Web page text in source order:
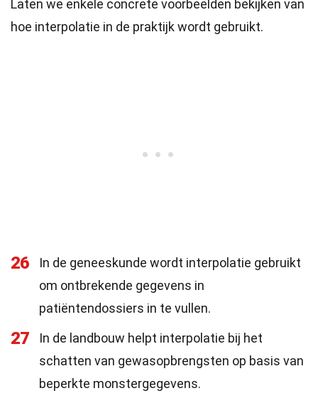
Laten we enkele concrete voorbeelden bekijken van
hoe interpolatie in de praktijk wordt gebruikt.
26
In de geneeskunde wordt interpolatie gebruikt
om ontbrekende gegevens in
patiëntendossiers in te vullen.
27
In de landbouw helpt interpolatie bij het
schatten van gewasopbrengsten op basis van
beperkte monstergegevens.